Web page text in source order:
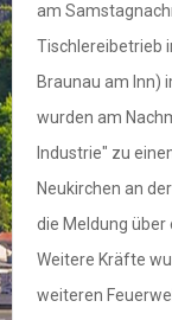
am
Tischlereibetrieb
Braunau am Inn)
wurden am
Industrie" zu
Neukirchen an
die Meldung über
Weitere Kräfte
weiteren